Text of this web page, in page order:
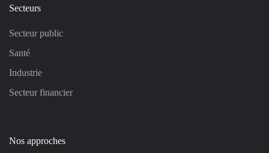
Secteurs
Secteur public
Santé
Industrie
Secteur financier
Nos approches